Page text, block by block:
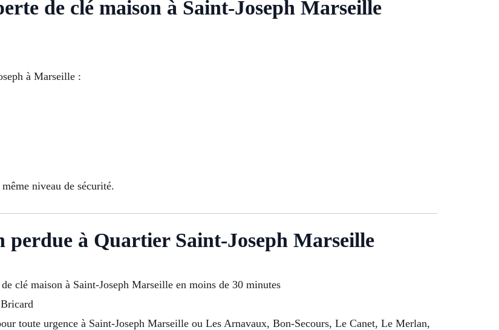
de clé maison à Saint-Joseph Marseille
à Marseille :
niveau de sécurité.
perdue à Quartier Saint-Joseph Marseille
clé maison à Saint-Joseph Marseille en moins de 30 minutes
toute urgence à Saint-Joseph Marseille ou Les Arnavaux, Bon-Secours, Le Canet, Le Merlan,